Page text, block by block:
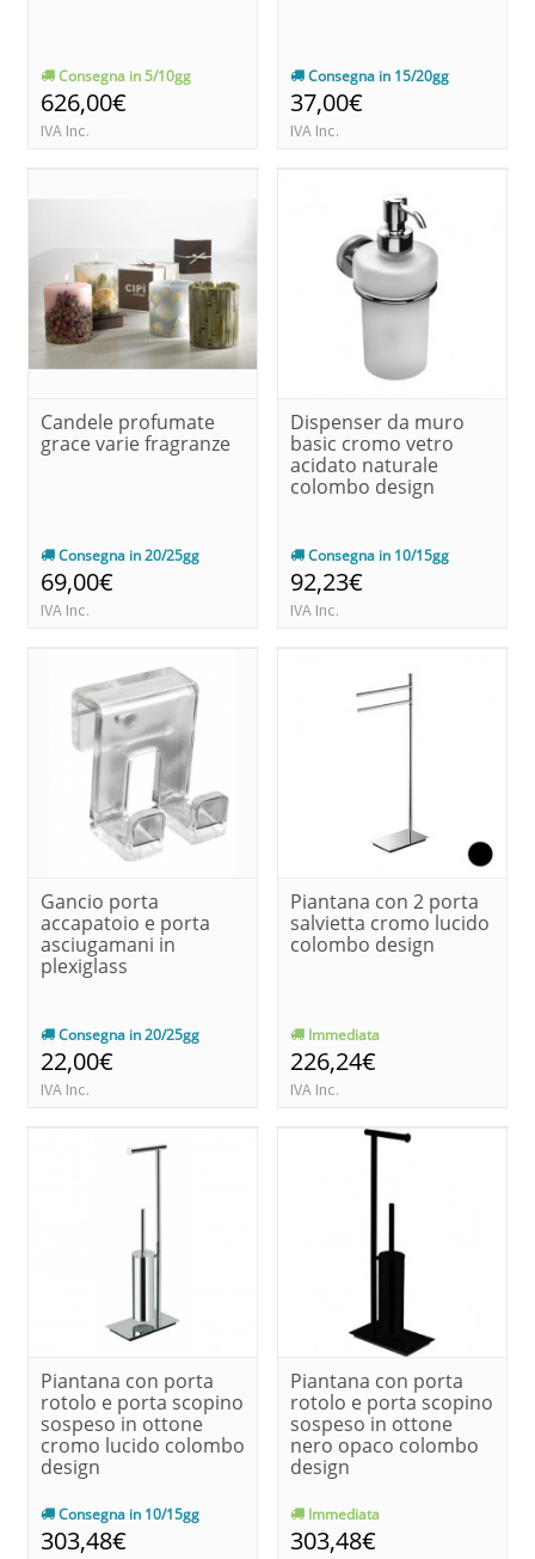
Consegna in 5/10gg
626,00€
IVA Inc.
Consegna in 15/20gg
37,00€
IVA Inc.
Candele profumate
grace varie fragranze
Consegna in 20/25gg
69,00€
IVA Inc.
Dispenser da muro
basic cromo vetro
acidato naturale
colombo design
Consegna in 10/15gg
92,23€
IVA Inc.
Gancio porta
accapatoio e porta
asciugamani in
plexiglass
Consegna in 20/25gg
22,00€
IVA Inc.
Piantana con 2 porta
salvietta cromo lucido
colombo design
Immediata
226,24€
IVA Inc.
Piantana con porta
rotolo e porta scopino
sospeso in ottone
cromo lucido colombo
design
Consegna in 10/15gg
303,48€
Piantana con porta
rotolo e porta scopino
sospeso in ottone
nero opaco colombo
design
Immediata
303,48€